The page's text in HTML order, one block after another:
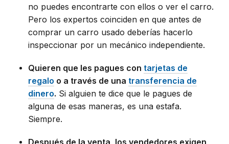
no puedes encontrarte con ellos o ver el carro.
Pero los expertos coinciden en que antes de
comprar un carro usado deberías hacerlo
inspeccionar por un mecánico independiente.
Quieren que les pagues con tarjetas de
regalo o a través de una transferencia de
dinero. Si alguien te dice que le pagues de
alguna de esas maneras, es una estafa.
Siempre.